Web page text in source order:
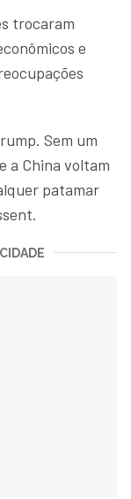
trocaram
e
Sem um
a China voltam
patamar